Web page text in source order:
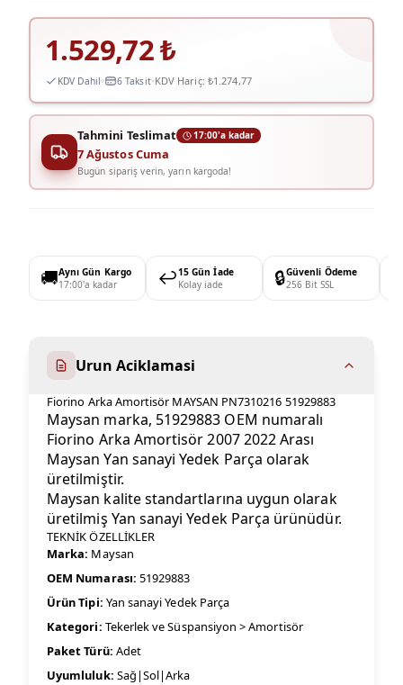
1.529,72₺
KDV Dahil 6 Taksit KDV Hariç: ₺1.274,77
Tahmini Teslimat 17:00'a kadar
7 Ağustos Cuma
Bugün sipariş verin, yarın kargoda!
🚚Aynı Gün Kargo
17:00'a kadar
↩️15 Gün İade
Kolay iade
🔒Güvenli Ödeme
256 Bit SSL
Urun Aciklamasi
Fiorino Arka Amortisör MAYSAN PN7310216 51929883
Maysan marka, 51929883 OEM numaralı
Fiorino Arka Amortisör 2007 2022 Arası
Maysan Yan sanayi Yedek Parça olarak
üretilmiştir.
Maysan kalite standartlarına uygun olarak
üretilmiş Yan sanayi Yedek Parça ürünüdür.
TEKNİK ÖZELLİKLER
Marka: Maysan
OEM Numarası: 51929883
Ürün Tipi: Yan sanayi Yedek Parça
Kategori: Tekerlek ve Süspansiyon > Amortisör
Paket Türü: Adet
Uyumluluk: Sağ|Sol|Arka